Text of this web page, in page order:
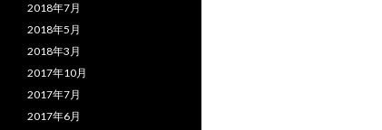
2018年7月
2018年5月
2018年3月
2017年10月
2017年7月
2017年6月